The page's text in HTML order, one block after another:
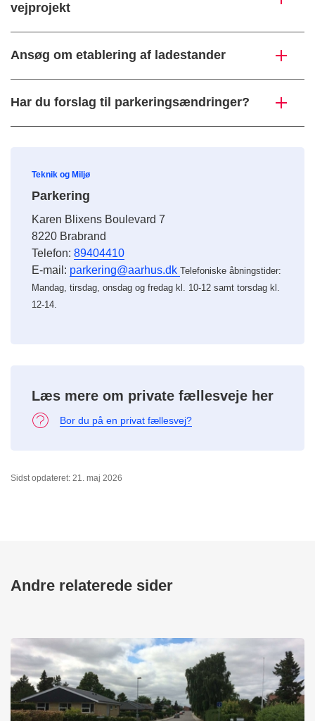
vejprojekt
Ansøg om etablering af ladestander
Har du forslag til parkeringsændringer?
Teknik og Miljø
Parkering
Karen Blixens Boulevard 7
8220 Brabrand
Telefon: 89404410
E-mail: parkering@aarhus.dk Telefoniske åbningstider:
Mandag, tirsdag, onsdag og fredag kl. 10-12 samt torsdag kl.
12-14.
Læs mere om private fællesveje her
Bor du på en privat fællesvej?
Sidst opdateret: 21. maj 2026
Andre relaterede sider